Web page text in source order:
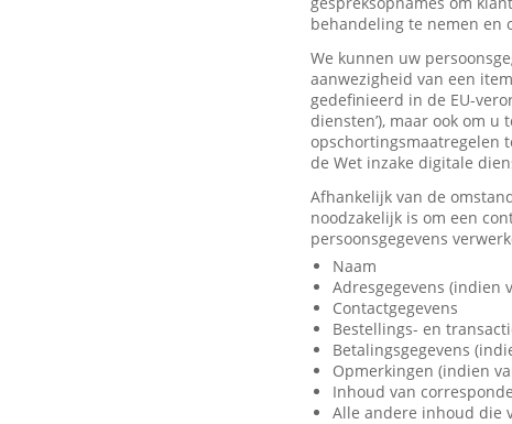
behandeling te nemen en
We kunnen uw
aanwezigheid van een
gedefinieerd in de EU-
diensten’), maar ook om
opschortingsmaatregelen
de Wet inzake digitale
Afhankelijk van de
noodzakelijk is om een
persoonsgegevens
Naam
Adresgegevens (indien
Contactgegevens
Bestellings- en
Betalingsgegevens
Opmerkingen (indien
Inhoud van
Alle andere inhoud die